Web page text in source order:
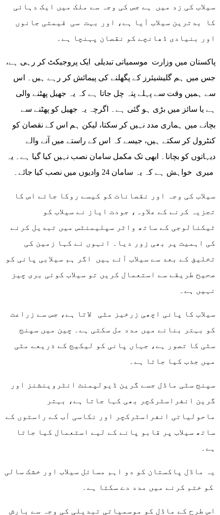
سیلاب کی زد میں ہے جس کی وجہ سے ملک میں ایک دہائی
کا بدترین سیلاب آیا ہے، اور بہت سی قیمتی جانوں
اور بنیادی ڈھانچے کو نقصان پہنچا ہے۔
پاکستان میں وزارت موسمیاتی تبدیلی ایک پروجیکٹ کر رہی ہے،
جس میں ہم گلیشیئرز کے پگھلنے کی پیمائش کر رہے ہیں۔ اس
سے ہمیں وقت سے پہلے پتہ چل جاتا ہے کہ یہ جھیل پھٹنے والی
ہے یا سائز میں بڑی ہو گئی ہے۔ اگرچہ یہ جھیل کو پھٹنے سے
بچانے میں ہماری مدد نہیں کر سکتا، لیکن ہم اس کے نقصان کو
کنٹرول کر سکتے ہیں، جیسے کہ اس کے راستے میں آنے والے
دیہاتوں کو بچانا۔ ابھی تک مکمل سامان نصب نہیں کیا گیا ہے۔ یہ
سیلاب کی وجہ اور نقصانات کو کیسے روکا جائے اس کا
تجزیہ کرنے کے علاوہ، جودت ایاز نے سیلاب کو
ٹیکنالوجی کے ساتھ واٹر سپلیمنٹس میں تبدیل کرنے
کی اہمیت پر بھی زور دیا۔ انہوں نے کہا زمین کی
تخلیق کے بعد سے سیلاب آئے ہیں اگر ہم سیلابی پانی کو
صحیح طریقے سے استعمال کریں تو سیلاب کوئی بری چیز
نہیں ہے۔
سیلاب کا پانی اچھی زرخیز مٹی لاتا ہے، جس سے زراعت
کو بہتر بنانے میں مدد مل سکتی ہے۔ چین میں سپنج
سٹی کا تصور ہے، جہاں پانی کو لیکیج کے ذریعے مٹی
میں جذب کیا جاتا ہے۔
سپنج سٹی ماڈل جسے گرین ڈیولپمنٹ انٹروینشنز اور
گرین انفراسٹرکچر بھی کہا جاتا ہے، بہتر
ماحولیاتی انفراسٹرکچر اور نکاسی آب کے راستوں کے
ساتھ سیلاب پر قابو پانے کے لیے استعمال کیا جاتا
ہے۔
یہ ماڈل پاکستان کو دو اہم مسائل سیلاب اور خشک سالی
کو ختم کرنے میں مدد دے سکتا ہے۔
اس طرح کے ماڈل کو موسمیاتی تبدیلی کی وجہ سے بارش